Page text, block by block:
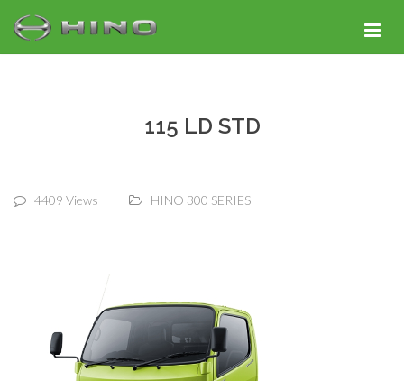
115 LD STD
4409 Views HINO 300 SERIES